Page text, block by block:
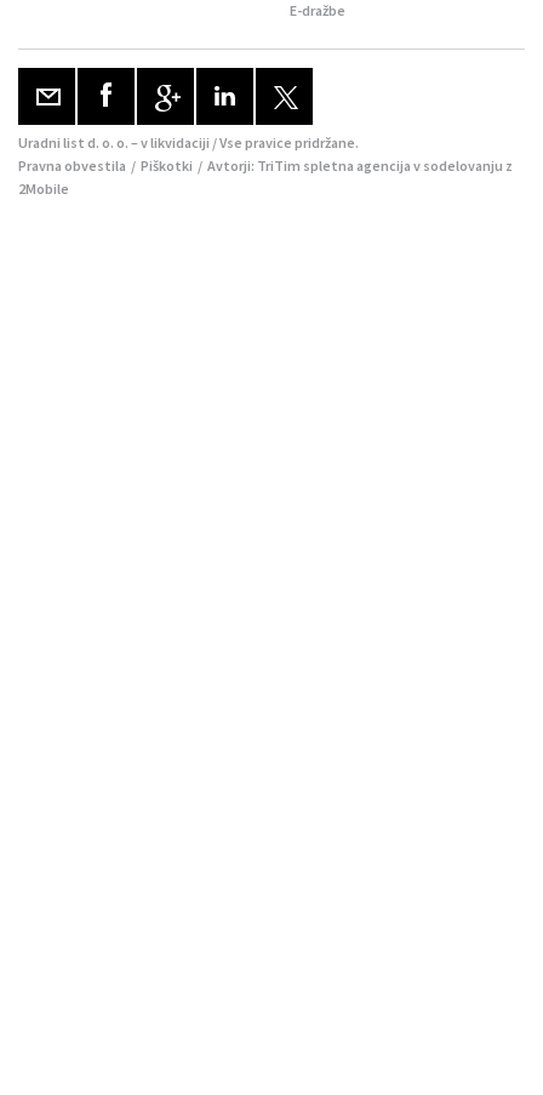
E-dražbe
Uradni list d. o. o. – v likvidaciji / Vse pravice pridržane.
Pravna obvestila / Piškotki / Avtorji: TriTim spletna agencija v sodelovanju z
2Mobile